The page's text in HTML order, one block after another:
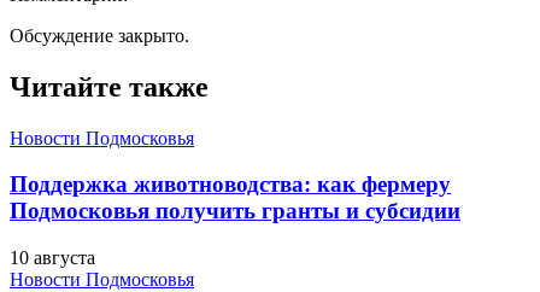
Обсуждение закрыто.
Читайте также
Новости Подмосковья
Поддержка животноводства: как фермеру
Подмосковья получить гранты и субсидии
10 августа
Новости Подмосковья